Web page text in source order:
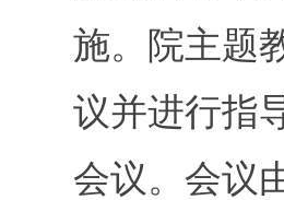
施。院主题
议并进行指
会议。会议